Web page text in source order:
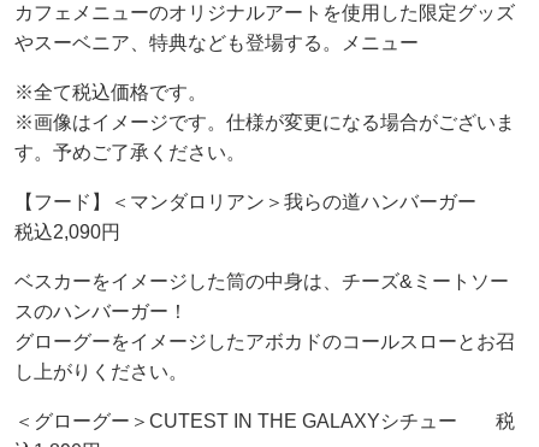
カフェメニューのオリジナルアートを使用した限定グッズ
やスーベニア、特典なども登場する。メニュー
※全て税込価格です。
※画像はイメージです。仕様が変更になる場合がございま
す。予めご了承ください。
【フード】＜マンダロリアン＞我らの道ハンバーガー
税込2,090円
ベスカーをイメージした筒の中身は、チーズ&ミートソー
スのハンバーガー！
グローグーをイメージしたアボカドのコールスローとお召
し上がりください。
＜グローグー＞CUTEST IN THE GALAXYシチュー 税